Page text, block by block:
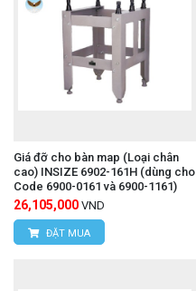
Giá đỡ cho bàn map (Loại chân
cao) INSIZE 6902-161H (dùng cho
Code 6900-0161 và 6900-1161)
26,105,000 VND
ĐẶT MUA